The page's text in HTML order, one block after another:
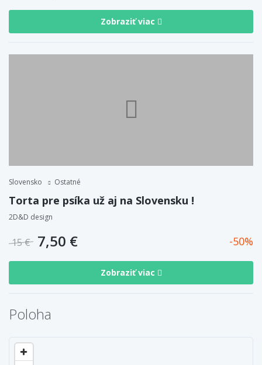
Zobraziť viac
Slovensko Ostatné
Torta pre psíka už aj na Slovensku !
2D&D design
15 € 7,50 € 50
Zobraziť viac
Poloha